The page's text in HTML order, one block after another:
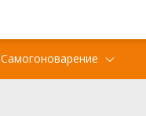
Самогоноварение